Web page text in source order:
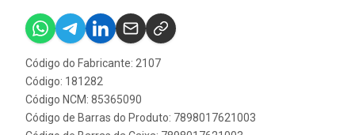
Código do Fabricante: 2107
Código: 181282
Código NCM: 85365090
Código de Barras do Produto: 7898017621003